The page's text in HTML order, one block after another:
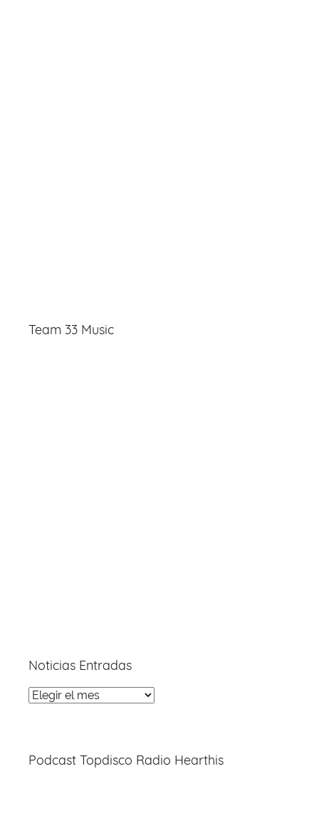
Team 33 Music
Noticias Entradas
Noticias
Podcast Topdisco Radio Hearthis